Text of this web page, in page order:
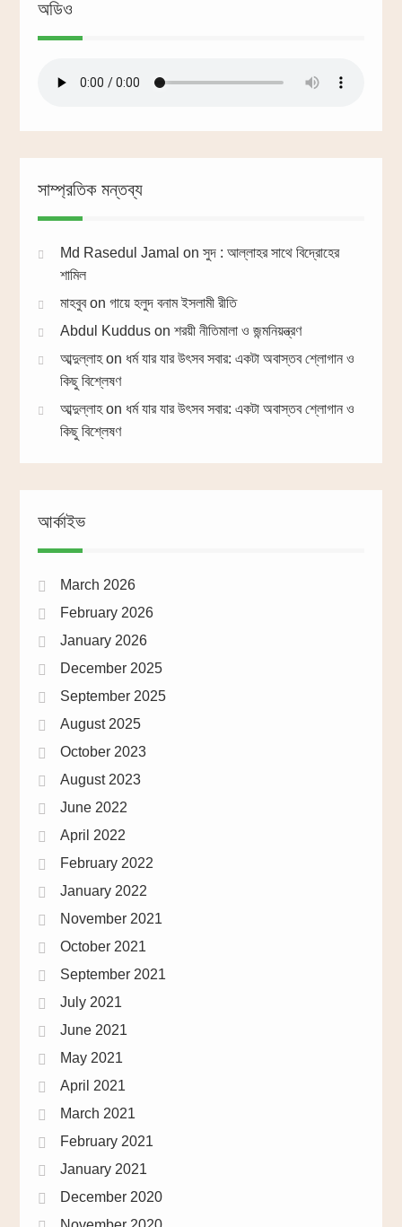
অডিও
সাম্প্রতিক মন্তব্য
Md Rasedul Jamal on সুদ : আল্লাহর সাথে বিদ্রোহের
শামিল
মাহবুবon গায়ে হলুদ বনাম ইসলামী রীতি
Abdul Kudduson শরয়ী নীতিমালা ও জন্মনিয়ন্ত্রণ
আব্দুল্লাহon ধর্ম যার যার উৎসব সবার: একটা অবাস্তব শ্লোগান ও
কিছু বিশ্লেষণ
আব্দুল্লাহon ধর্ম যার যার উৎসব সবার: একটা অবাস্তব শ্লোগান ও
কিছু বিশ্লেষণ
আর্কাইভ
March 2026
February 2026
January 2026
December 2025
September 2025
August 2025
October 2023
August 2023
June 2022
April 2022
February 2022
January 2022
November 2021
October 2021
September 2021
July 2021
June 2021
May 2021
April 2021
March 2021
February 2021
January 2021
December 2020